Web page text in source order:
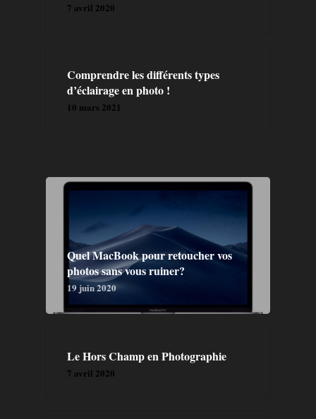
7 avril 2020
Comprendre les différents types
d’éclairage en photo !
10 mars 2021
Quel MacBook pour retoucher vos
photos sans vous ruiner?
19 juin 2020
Le Hors Champ en Photographie
7 avril 2020